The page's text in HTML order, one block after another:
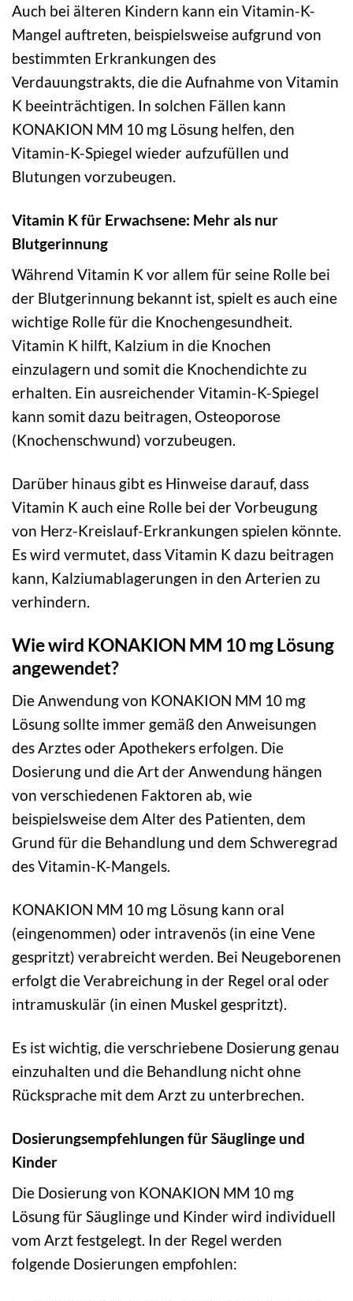
Auch bei älteren Kindern kann ein Vitamin-K-
Mangel auftreten, beispielsweise aufgrund von
bestimmten Erkrankungen des
Verdauungstrakts, die die Aufnahme von Vitamin
K beeinträchtigen. In solchen Fällen kann
KONAKION MM 10 mg Lösung helfen, den
Vitamin-K-Spiegel wieder aufzufüllen und
Blutungen vorzubeugen.
Vitamin K für Erwachsene: Mehr als nur
Blutgerinnung
Während Vitamin K vor allem für seine Rolle bei
der Blutgerinnung bekannt ist, spielt es auch eine
wichtige Rolle für die Knochengesundheit.
Vitamin K hilft, Kalzium in die Knochen
einzulagern und somit die Knochendichte zu
erhalten. Ein ausreichender Vitamin-K-Spiegel
kann somit dazu beitragen, Osteoporose
(Knochenschwund) vorzubeugen.
Darüber hinaus gibt es Hinweise darauf, dass
Vitamin K auch eine Rolle bei der Vorbeugung
von Herz-Kreislauf-Erkrankungen spielen könnte.
Es wird vermutet, dass Vitamin K dazu beitragen
kann, Kalziumablagerungen in den Arterien zu
verhindern.
Wie wird KONAKION MM 10 mg Lösung
angewendet?
Die Anwendung von KONAKION MM 10 mg
Lösung sollte immer gemäß den Anweisungen
des Arztes oder Apothekers erfolgen. Die
Dosierung und die Art der Anwendung hängen
von verschiedenen Faktoren ab, wie
beispielsweise dem Alter des Patienten, dem
Grund für die Behandlung und dem Schweregrad
des Vitamin-K-Mangels.
KONAKION MM 10 mg Lösung kann oral
(eingenommen) oder intravenös (in eine Vene
gespritzt) verabreicht werden. Bei Neugeborenen
erfolgt die Verabreichung in der Regel oral oder
intramuskulär (in einen Muskel gespritzt).
Es ist wichtig, die verschriebene Dosierung genau
einzuhalten und die Behandlung nicht ohne
Rücksprache mit dem Arzt zu unterbrechen.
Dosierungsempfehlungen für Säuglinge und
Kinder
Die Dosierung von KONAKION MM 10 mg
Lösung für Säuglinge und Kinder wird individuell
vom Arzt festgelegt. In der Regel werden
folgende Dosierungen empfohlen: